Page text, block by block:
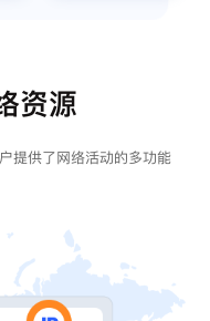
资源
提供了网络活动的多功能